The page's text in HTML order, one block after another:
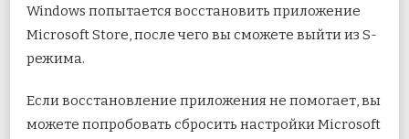
Windows попытается восстановить приложение
Microsoft Store, после чего вы сможете выйти из S-
режима.
Если восстановление приложения не помогает, вы
можете попробовать сбросить настройки Microsoft